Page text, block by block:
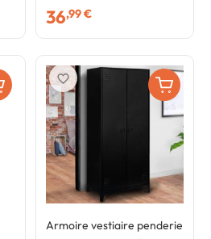
36,99 €
Armoire vestiaire penderie
favorite_border